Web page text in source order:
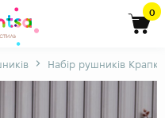
0
Набір рушників